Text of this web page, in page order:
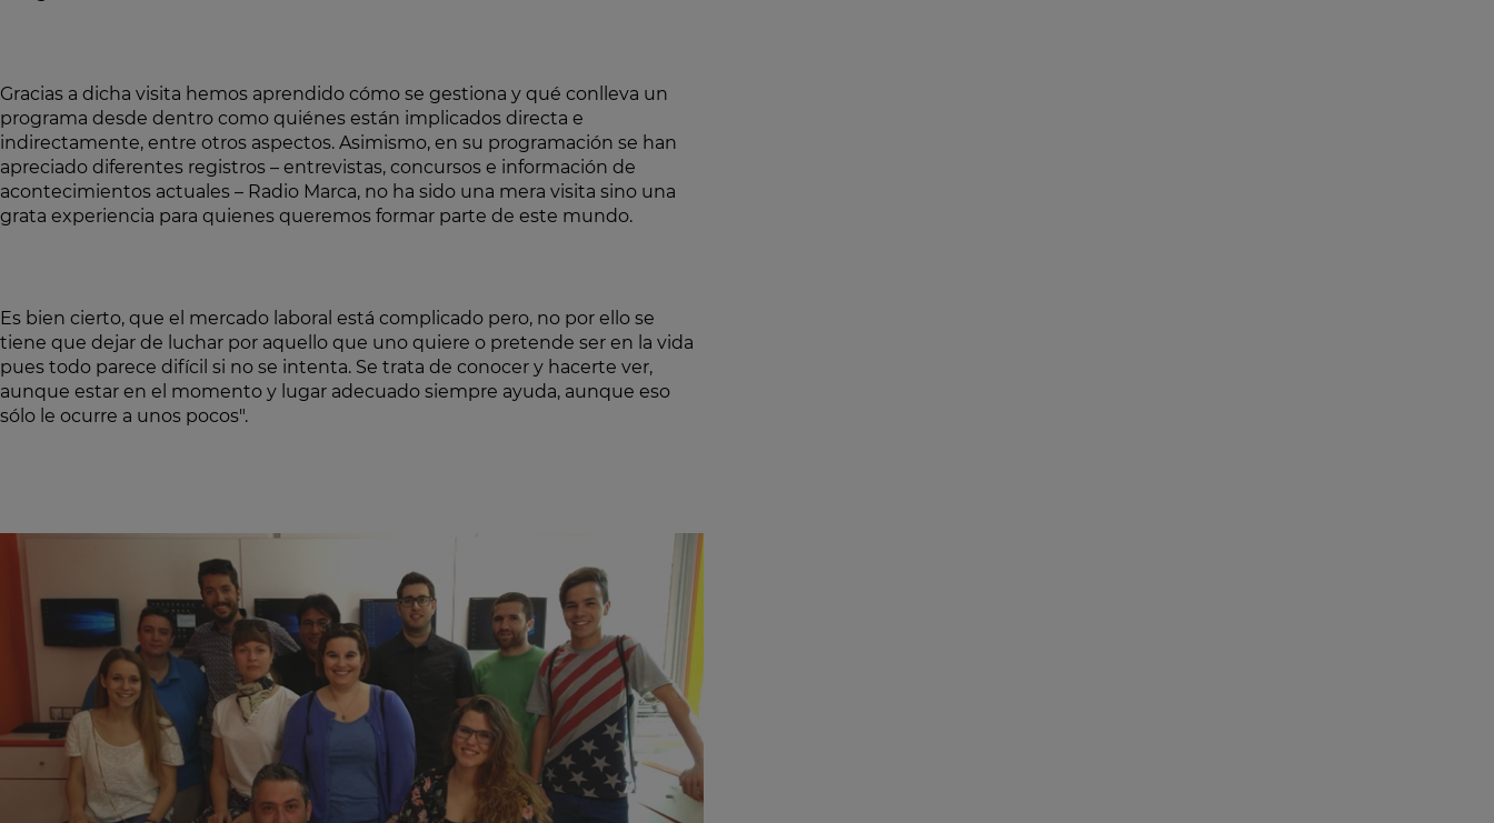
Gracias a dicha visita hemos aprendido cómo se gestiona y qué conlleva un
programa desde dentro como quiénes están implicados directa e
indirectamente, entre otros aspectos. Asimismo, en su programación se han
apreciado diferentes registros – entrevistas, concursos e información de
acontecimientos actuales – Radio Marca, no ha sido una mera visita sino una
grata experiencia para quienes queremos formar parte de este mundo.
Es bien cierto, que el mercado laboral está complicado pero, no por ello se
tiene que dejar de luchar por aquello que uno quiere o pretende ser en la vida
pues todo parece difícil si no se intenta. Se trata de conocer y hacerte ver,
aunque estar en el momento y lugar adecuado siempre ayuda, aunque eso
sólo le ocurre a unos pocos".